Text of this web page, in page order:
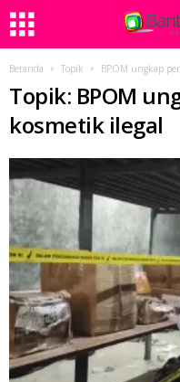
Beranda Topik BPOM ungkap
Topik: BPOM
kosmetik ilegal